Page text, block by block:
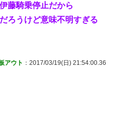
藤騎乗停止だから
ろうけど意味不明すぎる
アウト ：2017/03/19(日) 21:54:00.36